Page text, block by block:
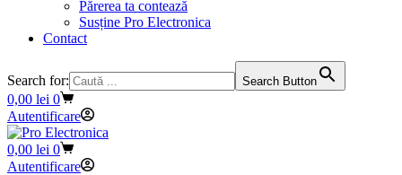
Părerea ta contează
Susține Pro Electronica
Contact
Search for: Search Button
Coș
de
cumpărături
0,00 lei 0
Autentificare
Coș
de
0,00 lei 0
Autentificare